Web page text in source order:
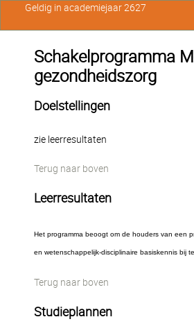
Schakelprogramma
gezondheidszorg
Doelstellingen
zie leerresultaten
Terug naar boven
Leerresultaten
Het programma beoogt om de houders van een
en wetenschappelijk-disciplinaire basiskennis bij
Terug naar boven
Studieplannen
Geldig in academiejaar 2627